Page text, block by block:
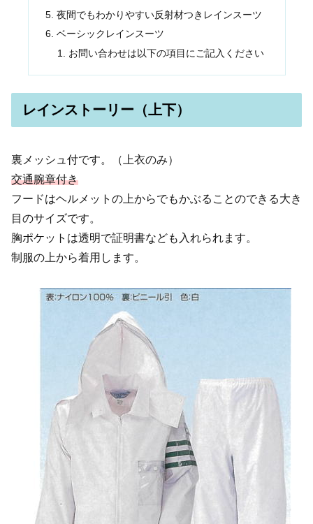
夜間でもわかりやすい反射材つきレインスーツ
ベーシックレインスーツ
お問い合わせは以下の項目にご記入ください
レインストーリー（上下）
裏メッシュ付です。（上衣のみ）
交通腕章付き
フードはヘルメットの上からでもかぶることのできる大き
目のサイズです。
胸ポケットは透明で証明書なども入れられます。
制服の上から着用します。